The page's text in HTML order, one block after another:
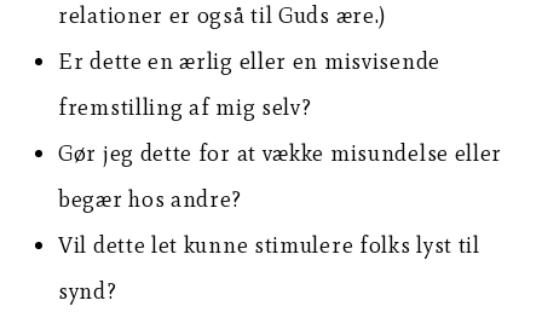
relationer er også til Guds ære.)
Er dette en ærlig eller en misvisende
fremstilling af mig selv?
Gør jeg dette for at vække misundelse eller
begær hos andre?
Vil dette let kunne stimulere folks lyst til
synd?